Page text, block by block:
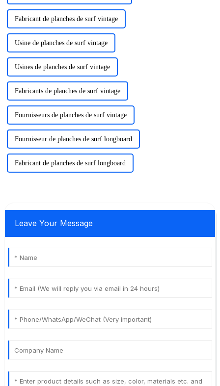
Fabricant de planches de surf vintage
Usine de planches de surf vintage
Usines de planches de surf vintage
Fabricants de planches de surf vintage
Fournisseurs de planches de surf vintage
Fournisseur de planches de surf longboard
Fabricant de planches de surf longboard
Leave Your Message